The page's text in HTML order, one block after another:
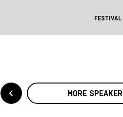
FESTIVAL
MORE SPEAKER